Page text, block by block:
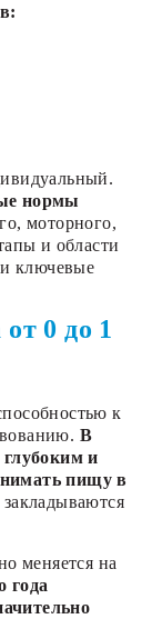
нормы
моторного,
и области
и ключевые
0 до 1
к
В
глубоким и
пищу в
меняется на
года